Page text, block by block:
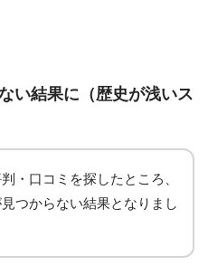
い結果に（歴史が浅いス
・口コミを探したところ、
つからない結果となりまし